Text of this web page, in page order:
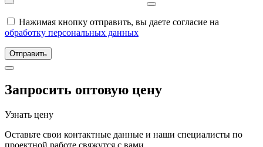
Нажимая кнопку отправить, вы даете согласие на
обработку персональных данных
Отправить
Запросить оптовую цену
Узнать цену
Оставьте свои контактные данные и наши специалисты по
проектной работе свяжутся с вами.